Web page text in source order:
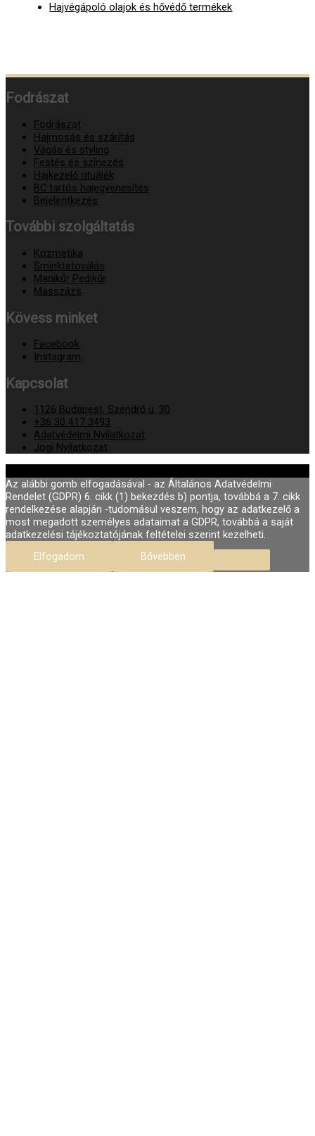
Hajvégápoló olajok és hővédő termékek
Fodrászat
Fodrászat
Hajmosás és szárítás
Vágás és styling
Festés és színezés
Hajkezelő rituálék
BC tartós hajegyenesítés
Bejelentkezés
További szolgáltatás
Kozmetika
Sminktetoválás
Manikűr Pedikűr
Masszázs
Kövess minket
Facebook
Instagram
Kapcsolat
1126 Budapest, Szendrő u. 30
+36 30 417 3493
Adatvédelmi Nyilatkozat
Jogi Nyilatkozat
Az alábbi gomb elfogadásával - az Általános Adatvédelmi
Rendelet (GDPR) 6. cikk (1) bekezdés b) pontja, továbbá a 7. cikk
rendelkezése alapján -tudomásul veszem, hogy az adatkezelő a
most megadott személyes adataimat a GDPR, továbbá a saját
adatkezelési tájékoztatójának feltételei szerint kezelheti.
Elfogadom
Bővebben